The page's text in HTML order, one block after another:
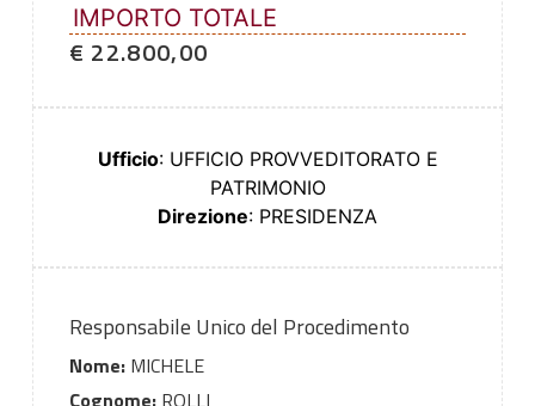
IMPORTO TOTALE
€ 22.800,00
Ufficio: UFFICIO PROVVEDITORATO E
PATRIMONIO
Direzione: PRESIDENZA
Responsabile Unico del Procedimento
Nome:MICHELE